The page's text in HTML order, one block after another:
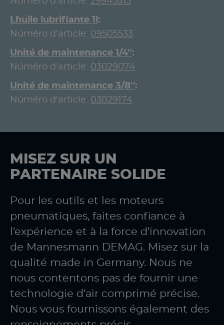
L`huile lubrifiante 1l
Núméro d'article: 09505533
Unité de maintenance 1/4''
Núméro d'article: 03029074
Unité de maintenance 3/8''
Núméro d'article: 03029174
MISEZ SUR UN
PARTENAIRE SOLIDE
Pour les outils et les moteurs
pneumatiques, faites confiance à
l’expérience et à la force d’innovation
de Mannesmann DEMAG. Misez sur la
qualité made in Germany. Nous ne
nous contentons pas de fournir une
technologie d’air comprimé précise.
Nous vous fournissons également des